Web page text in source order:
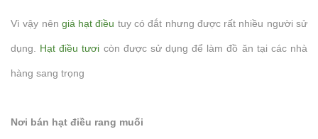
Vì vậy nên giá hạt điều tuy có đắt nhưng được rất nhiều người sử
dụng. Hạt điều tươi còn được sử dụng để làm đồ ăn tại các nhà
hàng sang trọng
Nơi bán hạt điều rang muối